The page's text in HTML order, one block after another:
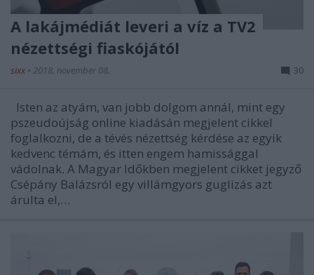
A lakájmédiát leveri a víz a TV2
nézettségi fiaskójától
sixx • 2018. november 08. 30
Isten az atyám, van jobb dolgom annál, mint egy
pszeudoújság online kiadásán megjelent cikkel
foglalkozni, de a tévés nézettség kérdése az egyik
kedvenc témám, és itten engem hamissággal
vádolnak. A Magyar Időkben megjelent cikket jegyző
Csépány Balázsról egy villámgyors guglizás azt
árulta el,…